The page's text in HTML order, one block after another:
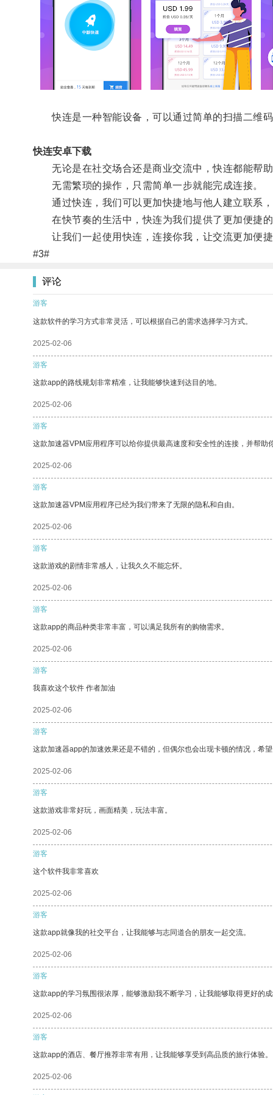
快连是一种智能设备，可以通过简单的扫描二维码
快连安卓下载
无论是在社交场合还是商业交流中，快连都能帮助
无需繁琐的操作，只需简单一步就能完成连接。
通过快连，我们可以更加快捷地与他人建立联系，
在快节奏的生活中，快连为我们提供了更加便捷
让我们一起使用快连，连接你我，让交流更加便
#3#
评论
游客
这款软件的学习方式非常灵活，可以根据自己的需求选择学习方式。
2025-02-06
游客
这款app的路线规划非常精准，让我能够快速到达目的地。
2025-02-06
游客
这款加速器VPM应用程序可以给你提供最高速度和安全性的连接，并帮助
2025-02-06
游客
这款加速器VPM应用程序已经为我们带来了无限的隐私和自由。
2025-02-06
游客
这款游戏的剧情非常感人，让我久久不能忘怀。
2025-02-06
游客
这款app的商品种类非常丰富，可以满足我所有的购物需求。
2025-02-06
游客
我喜欢这个软件 作者加油
2025-02-06
游客
这款加速器app的加速效果还是不错的，但偶尔也会出现卡顿的情况，希
2025-02-06
游客
这款游戏非常好玩，画面精美，玩法丰富。
2025-02-06
游客
这个软件我非常喜欢
2025-02-06
游客
这款app就像我的社交平台，让我能够与志同道合的朋友一起交流。
2025-02-06
游客
这款app的学习氛围很浓厚，能够激励我不断学习，让我能够取得更好的
2025-02-06
游客
这款app的酒店、餐厅推荐非常有用，让我能够享受到高品质的旅行体验。
2025-02-06